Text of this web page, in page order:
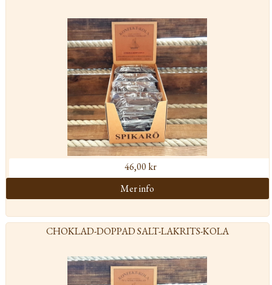
46,00 kr
CHOKLAD-DOPPAD SALT-LAKRITS-KOLA